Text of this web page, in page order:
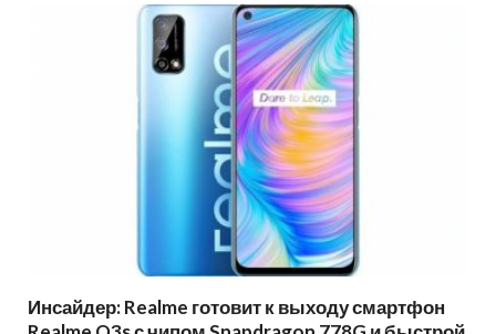
Инсайдер: Realme готовит к выходу смартфон